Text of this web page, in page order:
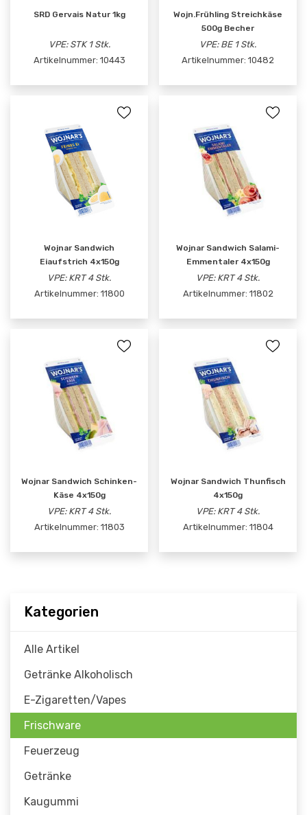
Kategorien
Alle Artikel
Getränke Alkoholisch
E-Zigaretten/Vapes
Frischware
Feuerzeug
Getränke
Kaugummi
SRD Gervais Natur 1kg
VPE: STK 1 Stk.
Artikelnummer: 10443
Wojn.Frühling Streichkäse
500g Becher
VPE: BE 1 Stk.
Artikelnummer: 10482
Wojnar Sandwich
Eiaufstrich 4x150g
VPE: KRT 4 Stk.
Artikelnummer: 11800
Wojnar Sandwich Salami-
Emmentaler 4x150g
VPE: KRT 4 Stk.
Artikelnummer: 11802
Wojnar Sandwich Schinken-
Käse 4x150g
VPE: KRT 4 Stk.
Artikelnummer: 11803
Wojnar Sandwich Thunfisch
4x150g
VPE: KRT 4 Stk.
Artikelnummer: 11804